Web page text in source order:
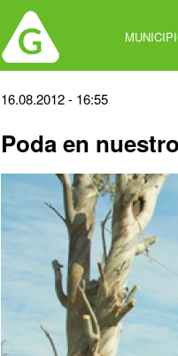
Back
top
16.08.2012 - 16:55
Poda en